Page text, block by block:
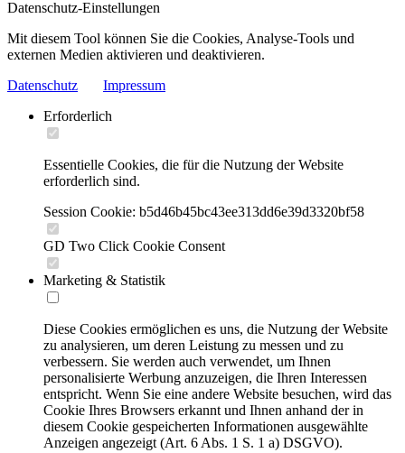
Datenschutz-Einstellungen
Mit diesem Tool können Sie die Cookies, Analyse-Tools und
externen Medien aktivieren und deaktivieren.
Datenschutz
Impressum
Erforderlich
Essentielle Cookies, die für die Nutzung der Website
erforderlich sind.
Session Cookie: b5d46b45bc43ee313dd6e39d3320bf58
GD Two Click Cookie Consent
Marketing & Statistik
Diese Cookies ermöglichen es uns, die Nutzung der Website
zu analysieren, um deren Leistung zu messen und zu
verbessern. Sie werden auch verwendet, um Ihnen
personalisierte Werbung anzuzeigen, die Ihren Interessen
entspricht. Wenn Sie eine andere Website besuchen, wird das
Cookie Ihres Browsers erkannt und Ihnen anhand der in
diesem Cookie gespeicherten Informationen ausgewählte
Anzeigen angezeigt (Art. 6 Abs. 1 S. 1 a) DSGVO).